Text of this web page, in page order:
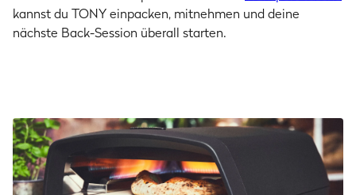
kannst du TONY einpacken, mitnehmen und deine
nächste Back-Session überall starten.